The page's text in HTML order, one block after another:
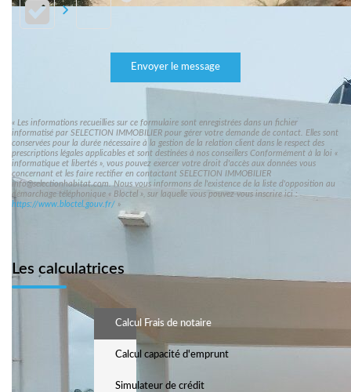
Envoyer le message
« Les informations recueillies sur ce formulaire sont enregistrées dans un fichier
informatisé par SELECTION IMMOBILIER pour gérer votre demande de contact. Elles sont
conservées pour la durée nécessaire à la gestion de la relation client dans le respect des
prescriptions légales applicables et sont destinées à nos conseillers Conformément à la loi «
informatique et libertés », vous pouvez exercer votre droit d'accès aux données vous
concernant et les faire rectifier en contactant SELECTION IMMOBILIER
info@selectionhabitat.com. Nous vous informons de l'existence de la liste d'opposition au
démarchage téléphonique « Bloctel », sur laquelle vous pouvez vous inscrire ici :
https://www.bloctel.gouv.fr/ »
Les calculatrices
Calcul Frais de notaire
Calcul capacité d'emprunt
Simulateur de crédit